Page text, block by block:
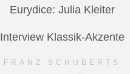
Eurydice: Julia Kleiter
Interview Klassik-Akzente
FRANZ SCHUBERTS